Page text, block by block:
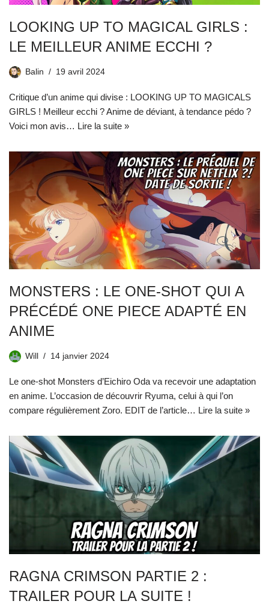
LOOKING UP TO MAGICAL GIRLS :
LE MEILLEUR ANIME ECCHI ?
Balin 19 avril 2024
Critique d’un anime qui divise : LOOKING UP TO MAGICALS
GIRLS ! Meilleur ecchi ? Anime de déviant, à tendance pédo ?
Voici mon avis… Lire la suite »
MONSTERS : LE ONE-SHOT QUI A
PRÉCÉDÉ ONE PIECE ADAPTÉ EN
ANIME
Will 14 janvier 2024
Le one-shot Monsters d’Eichiro Oda va recevoir une adaptation
en anime. L’occasion de découvrir Ryuma, celui à qui l’on
compare régulièrement Zoro. EDIT de l’article… Lire la suite »
RAGNA CRIMSON PARTIE 2 :
TRAILER POUR LA SUITE !